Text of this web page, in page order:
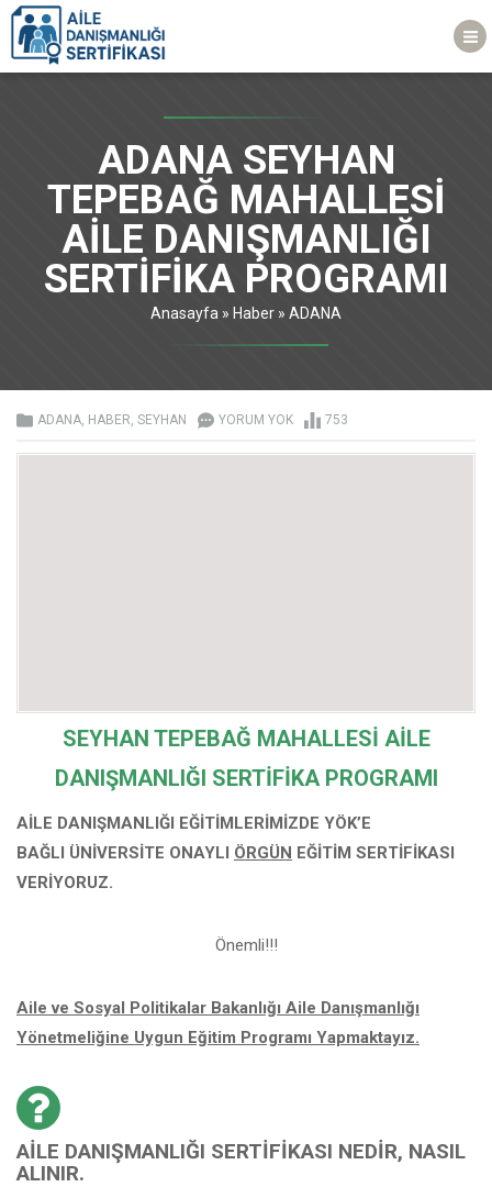
ADANA SEYHAN
TEPEBAĞ MAHALLESİ
AİLE DANIŞMANLIĞI
SERTİFİKA PROGRAMI
Anasayfa » Haber » ADANA
ADANA, HABER, SEYHAN YORUM YOK 753
SEYHAN TEPEBAĞ MAHALLESİ AİLE
DANIŞMANLIĞI SERTİFİKA PROGRAMI
AİLE DANIŞMANLIĞI EĞİTİMLERİMİZDE YÖK’E
BAĞLI ÜNİVERSİTE ONAYLI ÖRGÜN EĞİTİM SERTİFİKASI
VERİYORUZ.
Önemli!!!
Aile ve Sosyal Politikalar Bakanlığı Aile Danışmanlığı
Yönetmeliğine Uygun Eğitim Programı Yapmaktayız.
AILE DANIŞMANLIĞI SERTIFIKASI NEDIR, NASIL
ALINIR.